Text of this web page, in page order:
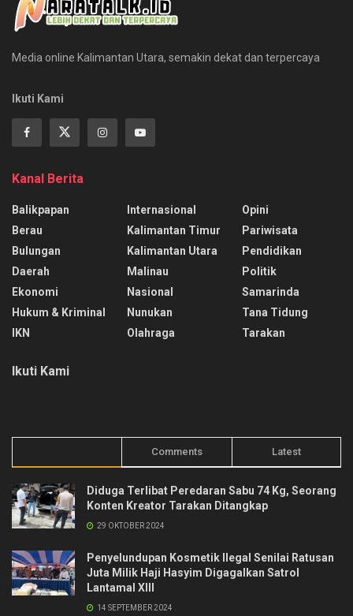
Media online Kalimantan Utara, semakin dekat dan terpercaya
Ikuti Kami
Kanal Berita
Balikpapan
Berau
Bulungan
Daerah
Ekonomi
Hukum & Kriminal
IKN
Internasional
Kalimantan Timur
Kalimantan Utara
Malinau
Nasional
Nunukan
Olahraga
Opini
Pariwisata
Pendidikan
Politik
Samarinda
Tana Tidung
Tarakan
Ikuti Kami
Comments Latest
Diduga Terlibat Peredaran Sabu 74 Kg, Seorang
Konten Kreator Tarakan Ditangkap
29 OKTOBER 2024
Penyelundupan Kosmetik Ilegal Senilai Ratusan
Juta Milik Haji Hasyim Digagalkan Satrol
Lantamal XIII
14 SEPTEMBER 2024